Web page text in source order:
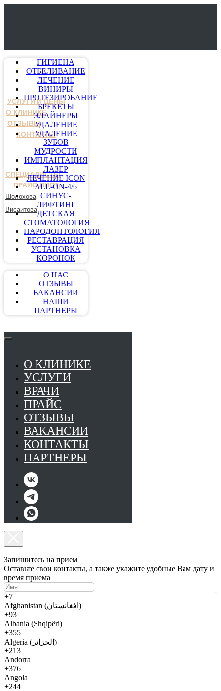
УСЛУГИ И ЦЕНЫ
О КЛИНИКЕ
ОТЗЫВЫ
КОНТАКТЫ
СПЕЦИАЛИСТЫ
ПРАЙС-ЛИСТ
Шолохова
Висаитова
ГИГИЕНА
ОТБЕЛИВАНИЕ
ЛЕЧЕНИЕ
ВИНИРЫ
ПРОТЕЗИРОВАНИЕ
БРЕКЕТЫ
ЭЛАЙНЕРЫ
УДАЛЕНИЕ
УДАЛЕНИЕ
ЗУБОВ
МУДРОСТИ
ИМПЛАНТАЦИЯ
ЛАЗЕР
ЛЕЧЕНИЕ ICON
ALL-ON-4/6
СИНУС-
ЛИФТИНГ
ДЕТСКАЯ
СТОМАТОЛОГИЯ
ПАРОДОНТОЛОГИЯ
РЕСТАВРАЦИЯ
УСТАНОВКА
КОРОНОК
О НАС
ОТЗЫВЫ
ВАКАНСИИ
НАШИ
ПАРТНЕРЫ
О КЛИНИКЕ
УСЛУГИ
ВРАЧИ
ПРАЙС
ОТЗЫВЫ
ВАКАНСИИ
КОНТАКТЫ
ПАРТНЕРЫ
Запишитесь на прием
Оставьте свои контакты, а также укажите удобные Вам дату и
время приема
+7
Afghanistan (افغانستان)
+93
Albania (Shqipëri)
+355
Algeria (الجزائر)
+213
Andorra
+376
Angola
+244